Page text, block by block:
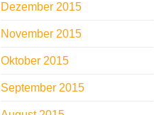
Dezember 2015
November 2015
Oktober 2015
September 2015